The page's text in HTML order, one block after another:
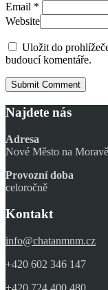
Email *
Website
Uložit do
budoucí komentáře.
Najdete nás
Adresa
Nové Město na
Provozní doba
celoročně
Kontakt
info@chatanmnm.cz
+420 602 346 147